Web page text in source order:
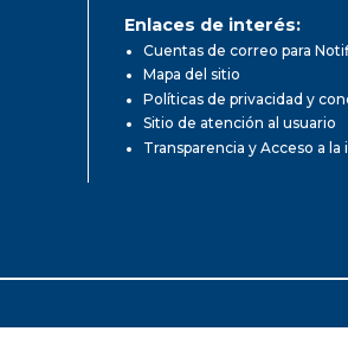
Enlaces de interés:
Cuentas de correo para
Mapa del sitio
Políticas de privacidad y
Sitio de atención al usuario
Transparencia y Acceso a